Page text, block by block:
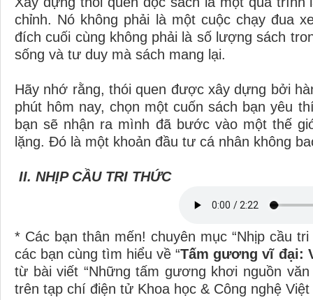
chỉnh. Nó không phải là một cuộc chạy đua
đích cuối cùng không phải là số lượng sách
sống và tư duy mà sách mang lại.
Hãy nhớ rằng, thói quen được xây dựng bởi
phút hôm nay, chọn một cuốn sách bạn yêu
bạn sẽ nhận ra mình đã bước vào một thế
lặng. Đó là một khoản đầu tư cá nhân không
II. NHỊP CẦU TRI THỨC
* Các bạn thân mến! chuyên mục “Nhịp cầu
các bạn cùng tìm hiểu về “Tấm gương vĩ đại:
từ bài viết “Những tấm gương khơi nguồn
trên tạp chí điện tử Khoa học & Công nghệ Việt